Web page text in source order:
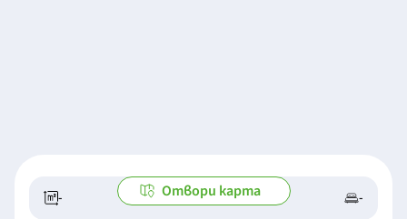
- -/- -
Отвори карта